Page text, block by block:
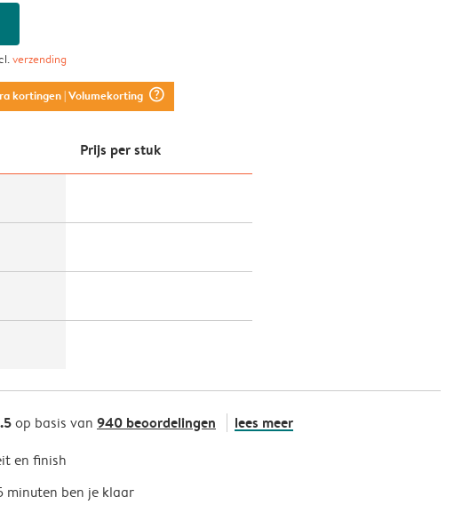
verzending
kortingen| Volumekorting question_mark_circle
Prijs per stuk
op basis van 940 beoordelingen lees meer
en finish
minuten ben je klaar